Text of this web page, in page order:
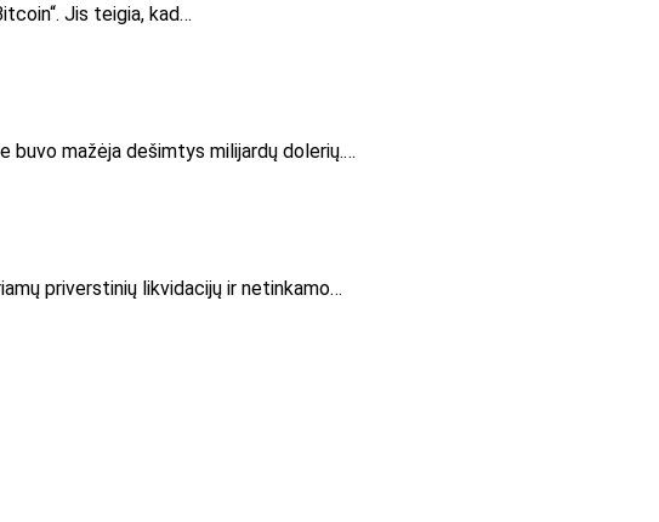
Jis teigia, kad…
buvo mažėja dešimtys milijardų dolerių.…
priverstinių likvidacijų ir netinkamo…